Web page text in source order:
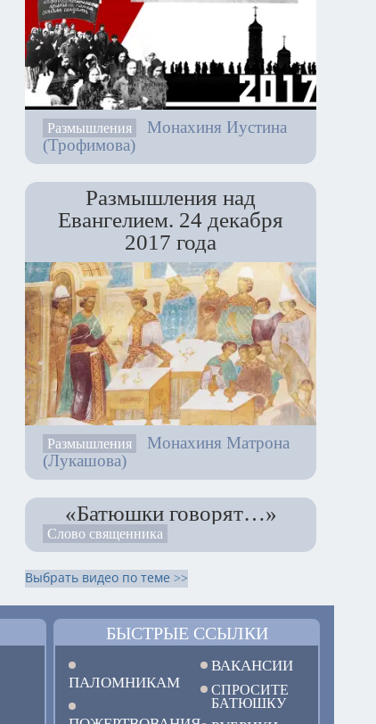
Размышления
Монахиня Иустина
(Трофимова)
Размышления над
Евангелием. 24 декабря
2017 года
Размышления
Монахиня Матрона
(Лукашова)
«Батюшки говорят…»
Слово священника
Выбрать видео по теме >>
БЫСТРЫЕ ССЫЛКИ
ПАЛОМНИКАМ
ВАКАНСИИ
СПРОСИТЕ
БАТЮШКУ